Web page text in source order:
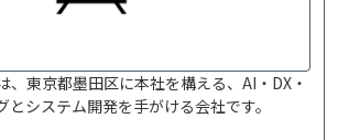
、東京都墨田区に本社を構える、AI・DX・
システム開発を手がける会社です。